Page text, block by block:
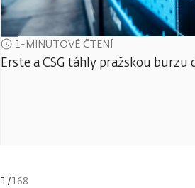
1-MINUTOVÉ ČTENÍ
Erste a CSG táhly pražskou burzu
1/168